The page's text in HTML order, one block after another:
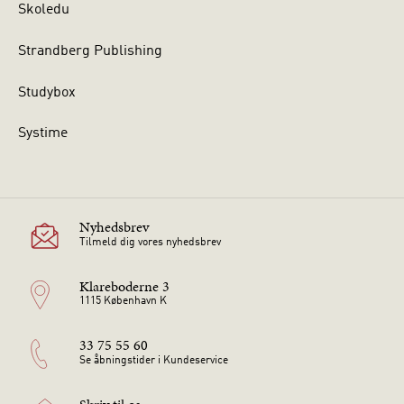
Skoledu
Strandberg Publishing
Studybox
Systime
Nyhedsbrev
Tilmeld dig vores nyhedsbrev
Klareboderne 3
1115 København K
33 75 55 60
Se åbningstider i Kundeservice